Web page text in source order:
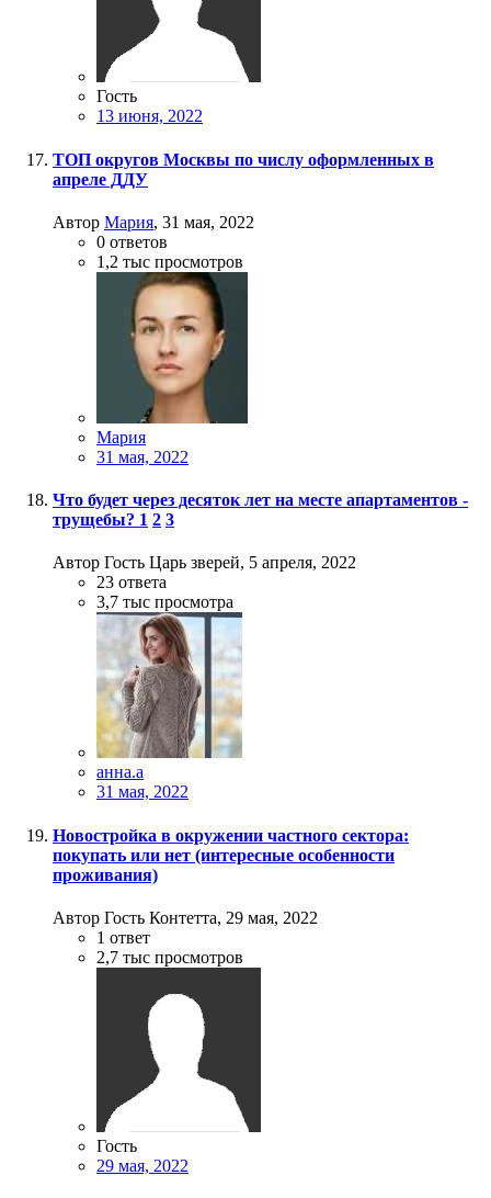
Гость
13 июня, 2022
ТОП округов Москвы по числу оформленных в
апреле ДДУ
Автор Мария, 31 мая, 2022
0 ответов
1,2 тыс просмотров
Мария
31 мая, 2022
Что будет через десяток лет на месте апартаментов -
трущебы? 1 2 3
Автор Гость Царь зверей, 5 апреля, 2022
23 ответа
3,7 тыс просмотра
анна.a
31 мая, 2022
Новостройка в окружении частного сектора:
покупать или нет (интересные особенности
проживания)
Автор Гость Контетта, 29 мая, 2022
1 ответ
2,7 тыс просмотров
Гость
29 мая, 2022